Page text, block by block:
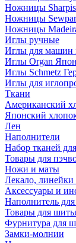
Ножницы
Ножницы
Ножницы
Иглы ручные
Иглы для машин
Иглы Organ
Иглы Schmetz
Иглы для
Ткани
Американский
Японский
Лен
Наполнители
Набор тканей
Товары для
Ножи и маты
Лекало,
Аксессуары и
Наполнитель для
Товары для
Фурнитура для
Замки-молнии